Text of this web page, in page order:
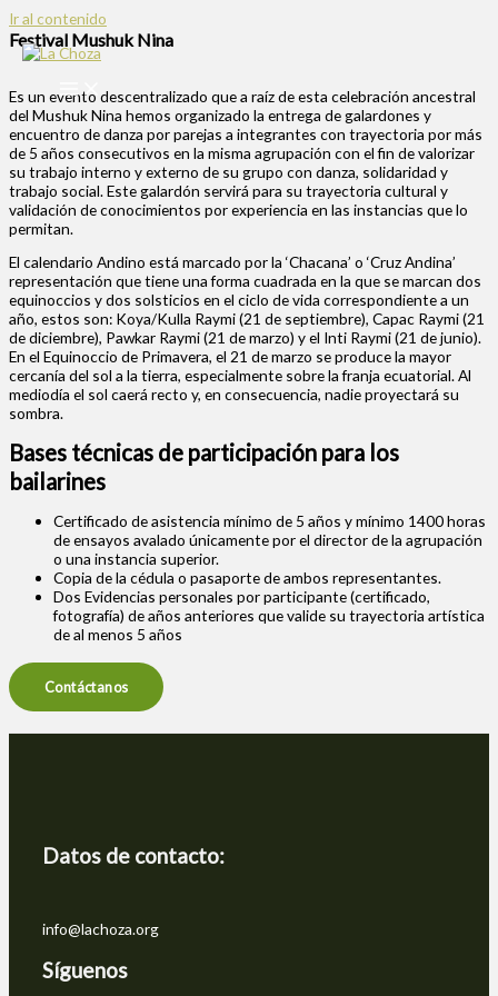
Ir al contenido
Festival Mushuk Nina
Es un evento descentralizado que a raíz de esta celebración ancestral
del Mushuk Nina hemos organizado la entrega de galardones y
encuentro de danza por parejas a integrantes con trayectoria por más
de 5 años consecutivos en la misma agrupación con el fin de valorizar
su trabajo interno y externo de su grupo con danza, solidaridad y
trabajo social. Este galardón servirá para su trayectoria cultural y
validación de conocimientos por experiencia en las instancias que lo
permitan.
El calendario Andino está marcado por la ‘Chacana’ o ‘Cruz Andina’
representación que tiene una forma cuadrada en la que se marcan dos
equinoccios y dos solsticios en el ciclo de vida correspondiente a un
año, estos son: Koya/Kulla Raymi (21 de septiembre), Capac Raymi (21
de diciembre), Pawkar Raymi (21 de marzo) y el Inti Raymi (21 de junio).
En el Equinoccio de Primavera, el 21 de marzo se produce la mayor
cercanía del sol a la tierra, especialmente sobre la franja ecuatorial. Al
mediodía el sol caerá recto y, en consecuencia, nadie proyectará su
sombra.
Bases técnicas de participación para los
bailarines
Certificado de asistencia mínimo de 5 años y mínimo 1400 horas
de ensayos avalado únicamente por el director de la agrupación
o una instancia superior.
Copia de la cédula o pasaporte de ambos representantes.
Dos Evidencias personales por participante (certificado,
fotografía) de años anteriores que valide su trayectoria artística
de al menos 5 años
Contáctanos
Datos de contacto:
info@lachoza.org
Síguenos